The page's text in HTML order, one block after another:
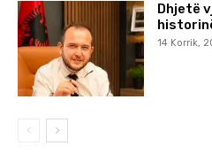
Dhjetë
14 Korrik,